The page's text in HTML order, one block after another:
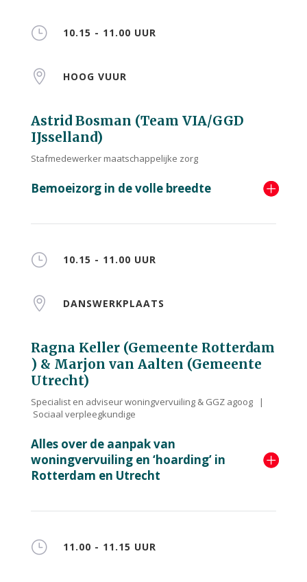
} 10.15 - 11.00 UUR
 HOOG VUUR
Astrid Bosman (Team VIA/GGD
IJsselland)
Stafmedewerker maatschappelijke zorg
Bemoeizorg in de volle breedte
} 10.15 - 11.00 UUR
 DANSWERKPLAATS
Ragna Keller (Gemeente Rotterdam
) & Marjon van Aalten (Gemeente
Utrecht)
Specialist en adviseur woningvervuiling & GGZ agoog |
Sociaal verpleegkundige
Alles over de aanpak van
woningvervuiling en ‘hoarding’ in
Rotterdam en Utrecht
} 11.00 - 11.15 UUR